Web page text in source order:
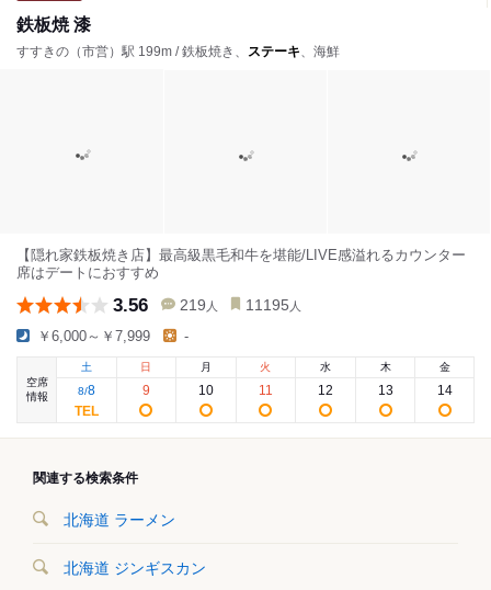
鉄板焼 漆
すすきの（市営）駅 199m / 鉄板焼き、 ステーキ、海鮮
【隠れ家鉄板焼き店】最高級黒毛和牛を堪能/LIVE感溢れるカウンター
席はデートにおすすめ
3.56 219 人 11195 人
￥6,000～￥7,999 -
空席
情報
土
8/8
日
9
月
10
火
11
水
12
木
13
金
14
関連する検索条件
北海道 ラーメン
北海道 ジンギスカン